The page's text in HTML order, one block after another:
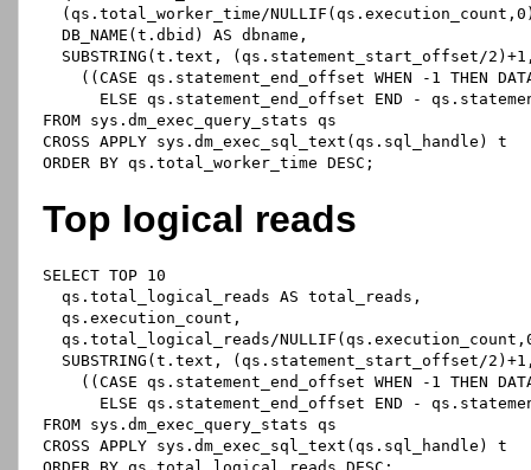
  (qs.total_worker_time
/NULLIF(qs.execution_count, 0
  DB_NAME(t.dbid)
AS dbname,
  SUBSTRING(t.text, (qs.statement_start_offset
/2 ) +1
    ((
CASE qs.statement_end_offset WHEN - 1 THEN
ELSE qs.statement_end_offset END -
FROM sys.dm_exec_query_stats qs
CROSS APPLY sys.dm_exec_sql_text(qs.sql_handle) t
ORDER BY qs.total_worker_time DESC ;
Top logical reads
SELECT TOP 10
  qs.total_logical_reads
AS total_reads,
  qs.execution_count,
  qs.total_logical_reads
/NULLIF(qs.execution_count,
  SUBSTRING(t.text, (qs.statement_start_offset
/2 ) +1
    ((
CASE qs.statement_end_offset WHEN - 1 THEN
ELSE qs.statement_end_offset END -
FROM sys.dm_exec_query_stats qs
CROSS APPLY sys.dm_exec_sql_text(qs.sql_handle) t